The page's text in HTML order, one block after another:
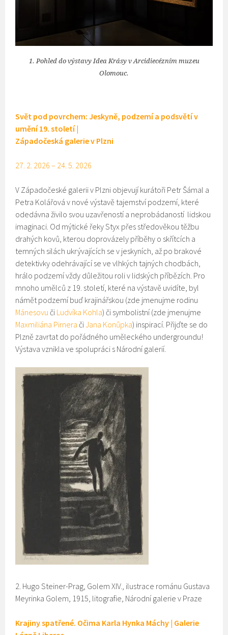
1. Pohled do výstavy Idea Krásy v Arcidiecézním muzeu
Olomouc.
Svět pod povrchem: Jeskyně, podzemí a podsvětí v
umění 19. století|
Západočeská galerie v Plzni
27. 2. 2026 – 24. 5. 2026
V Západočeské galerii v Plzni objevují kurátoři Petr Šámal a
Petra Kolářová v nové výstavě tajemství podzemí, které
odedávna živilo svou uzavřeností a neprobádaností lidskou
imaginaci. Od mýtické řeky Styx přes středověkou těžbu
drahých kovů, kterou doprovázely příběhy o skřítcích a
temných silách ukrývajících se v jeskyních, až po brakové
detektivky odehrávající se ve vlhkých tajných chodbách,
hrálo podzemí vždy důležitou roli v lidských příbězích. Pro
mnoho umělců z 19. století, které na výstavě uvidíte, byl
námět podzemí buď krajinářskou (zde jmenujme rodinu
Mánesovu či Ludvíka Kohla) či symbolistní (zde jmenujme
Maxmiliána Pirnera čiJana Konůpka) inspirací. Přijďte se do
Plzně zavrtat do pořádného uměleckého undergroundu!
Výstava vznikla ve spolupráci s Národní galerií.
2. Hugo Steiner-Prag, Golem XIV., ilustrace románu Gustava
Meyrinka Golem, 1915, litografie, Národní galerie v Praze
Krajiny spatřené. Očima Karla Hynka Máchy | Galerie